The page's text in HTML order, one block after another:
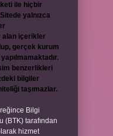
ile hiçbir
yalnızca
alan içerikler
gerçek kurum
benzerlikleri
bilgiler
taşımazlar.
Bilgi
(BTK) tarafından
hizmet